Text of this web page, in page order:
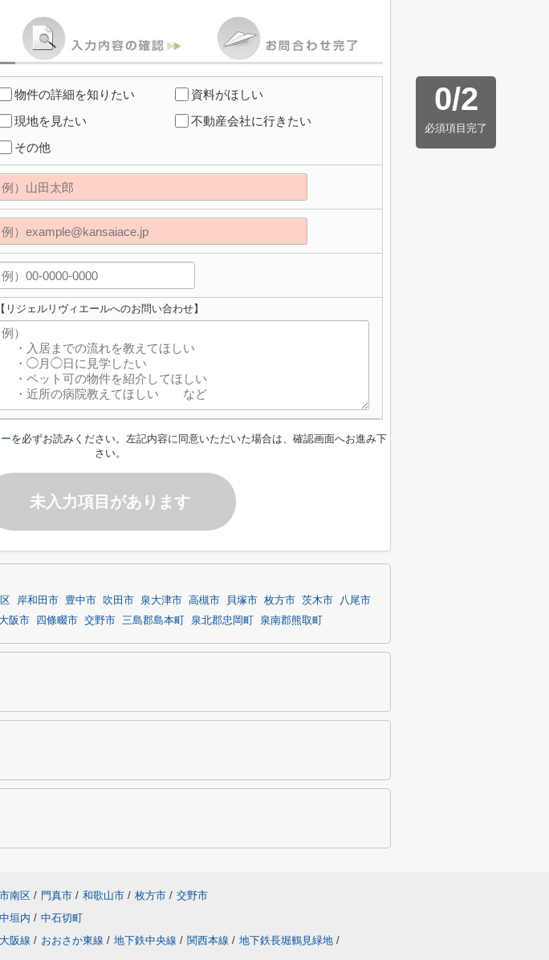
0/2
必須項目完了
物件の詳細を知りたい
資料がほしい
現地を見たい
不動産会社に行きたい
その他
【リジェルリヴィエールへのお問い合わせ】
を必ずお読みください。左記内容に同意いただいた場合は、確認画面へお進み下
さい。
未入力項目があります
岸和田市 豊中市 吹田市 泉大津市 高槻市 貝塚市 枚方市 茨木市
八尾市
阪市 四條畷市 交野市 三島郡島本町 泉北郡忠岡町 泉南郡熊取町
南区 / 門真市 / 和歌山市 / 枚方市 / 交野市
中垣内 / 中石切町
阪線 / おおさか東線 / 地下鉄中央線 / 関西本線 / 地下鉄長堀鶴見緑地 /